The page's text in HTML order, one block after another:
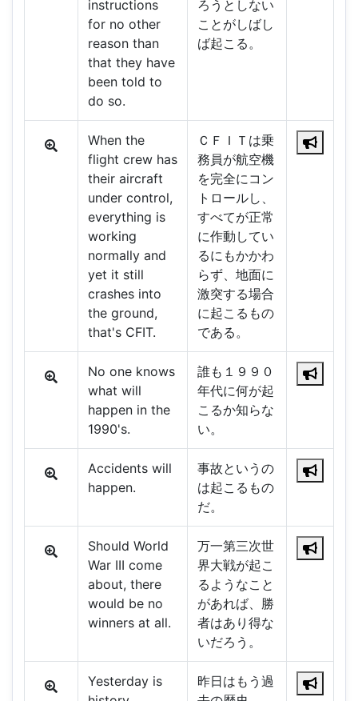
instructions
for no other
reason than
that they have
been told to
do so.
ろうとしない
ことがしばし
ば起こる。
When the
flight crew has
their aircraft
under control,
everything is
working
normally and
yet it still
crashes into
the ground,
that's CFIT.
ＣＦＩＴは乗
務員が航空機
を完全にコン
トロールし、
すべてが正常
に作動してい
るにもかかわ
らず、地面に
激突する場合
に起こるもの
である。
No one knows
what will
happen in the
1990's.
誰も１９９０
年代に何が起
こるか知らな
い。
Accidents will
happen.
事故というの
は起こるもの
だ。
Should World
War III come
about, there
would be no
winners at all.
万一第三次世
界大戦が起こ
るようなこと
があれば、勝
者はあり得な
いだろう。
Yesterday is
昨日はもう過